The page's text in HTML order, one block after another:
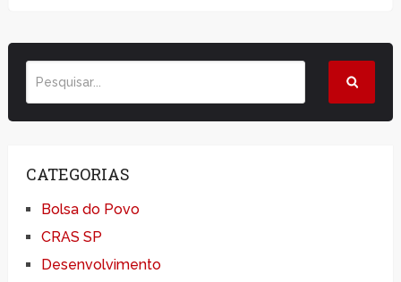
CATEGORIAS
Bolsa do Povo
CRAS SP
Desenvolvimento